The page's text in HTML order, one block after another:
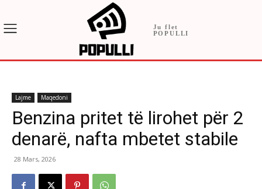
Ju flet
POPULLI
Lajme Maqedoni
Benzina pritet të lirohet për 2
denarë, nafta mbetet stabile
28 Mars, 2026